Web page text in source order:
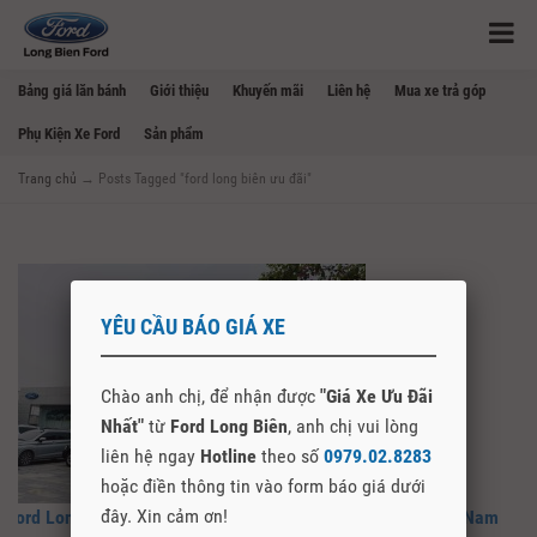
Bảng giá lăn bánh Giới thiệu Khuyến mãi Liên hệ Mua xe trả góp
Phụ Kiện Xe Ford Sản phẩm
Trang chủ → Posts Tagged "ford long biên ưu đãi"
Ford Long Biên Đại Lý Ủy Quyền Chính Hãng Của Ford Việt Nam
YÊU CẦU BÁO GIÁ XE
Chào anh chị, để nhận được "Giá Xe Ưu Đãi
Nhất" từ Ford Long Biên, anh chị vui lòng
liên hệ ngay Hotline theo số 0979.02.8283
hoặc điền thông tin vào form báo giá dưới
đây. Xin cảm ơn!